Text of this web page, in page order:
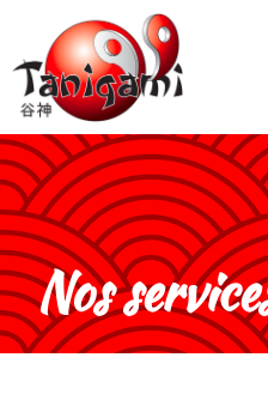
Nos